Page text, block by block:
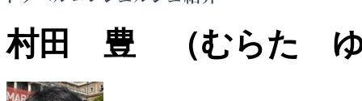
村田 豊 （むらた ゆ